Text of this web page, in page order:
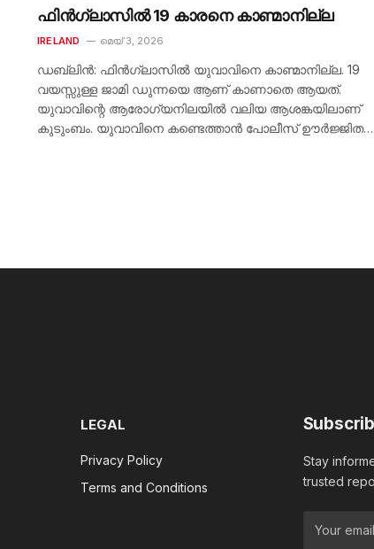
ഫിൻഗ്ലാസിൽ 19 കാരനെ കാണ്മാനില്ല
IRELAND മെയ്‌ 3, 2026
ഡബ്ലിൻ: ഫിൻഗ്ലാസിൽ യുവാവിനെ കാണ്മാനില്ല. 19
വയസ്സുള്ള ജാമി ഡുന്നയെ ആണ് കാണാതെ ആയത്.
യുവാവിന്റെ ആരോഗ്യനിലയിൽ വലിയ ആശങ്കയിലാണ്
കുടുംബം. യുവാവിനെ കണ്ടെത്താൻ പോലീസ് ഊർജ്ജിത…
LEGAL
Privacy Policy
Terms and Conditions
Stay
trusted